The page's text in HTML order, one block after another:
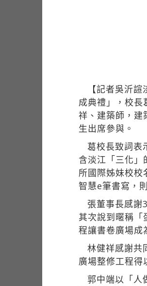
【記者吳沂
成典禮」，校長
祥、建築師，建
生出席參與。
葛校長致詞表
含淡江「三化
所國際姊妹校校
智慧e筆書寫，
張董事長感謝
其次說到暱稱「
程讓書卷廣場成
林健祥感謝共
廣場整修工程得
郭中端以「人